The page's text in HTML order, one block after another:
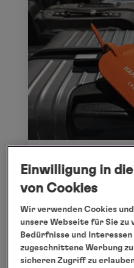
Anreisepaket
16.03.2027 -
inkl. Flug
Einwilligung in
von Cookies
Wir verwenden Cookies
unsere Webseite für Sie zu
Bedürfnisse und Interessen
zugeschnittene Werbung
sicheren Zugriff zu